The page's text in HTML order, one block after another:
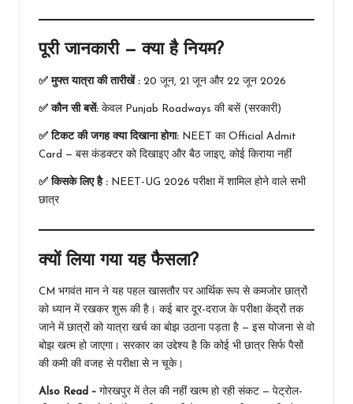
पूरी जानकारी — क्या है नियम?
✅ मुफ्त यात्रा की तारीखें : 20 जून, 21 जून और 22 जून 2026
✅ कौन सी बसें: केवल Punjab Roadways की बसें (सरकारी)
✅ टिकट की जगह क्या दिखाना होगा: NEET का Official Admit
Card — बस कंडक्टर को दिखाइए और बैठ जाइए, कोई किराया नहीं
✅ किसके लिए है : NEET-UG 2026 परीक्षा में शामिल होने वाले सभी
छात्र
क्यों लिया गया यह फैसला?
CM भगवंत मान ने यह पहल खासतौर पर आर्थिक रूप से कमजोर छात्रों
को ध्यान में रखकर शुरू की है। कई बार दूर-दराज के परीक्षा केंद्रों तक
जाने में छात्रों को यात्रा खर्च का बोझ उठाना पड़ता है — इस योजना से वो
बोझ खत्म हो जाएगा। सरकार का उद्देश्य है कि कोई भी छात्र सिर्फ पैसों
की कमी की वजह से परीक्षा से न चूके।
Also Read – गोरखपुर में तेल की नहीं खत्म हो रही संकट — पेट्रोल-